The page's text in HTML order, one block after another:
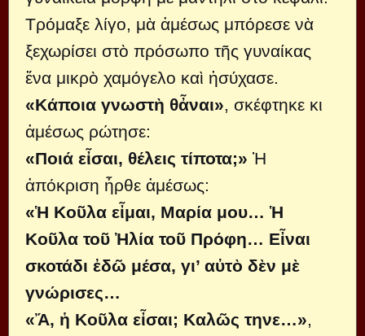
Τρόμαξε λίγο, μὰ ἀμέσως μπόρεσε νὰ
ξεχωρίσει στὸ πρόσωπο τῆς γυναίκας
ἕνα μικρὸ χαμόγελο καὶ ἡσύχασε.
«Κάποια γνωστὴ θἆναι», σκέφτηκε κι
ἀμέσως ρώτησε:
«Ποιά εἶσαι, θέλεις τίποτα;» Ἡ
ἀπόκριση ἦρθε ἀμέσως:
«Ἡ Κοῦλα εἶμαι, Μαρία μου… Ἡ
Κοῦλα τοῦ Ἠλία τοῦ Πρόφη… Εἶναι
σκοτάδι ἐδῶ μέσα, γι’ αὐτὸ δὲν μὲ
γνώρισες…
«Ἄ, ἡ Κοῦλα εἶσαι; Καλῶς τηνε…»,